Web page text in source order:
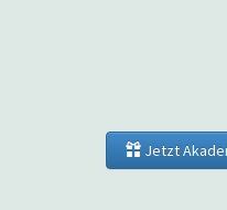
Jetzt